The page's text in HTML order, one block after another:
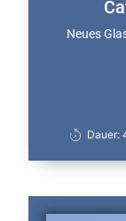
Neues
Dauer: